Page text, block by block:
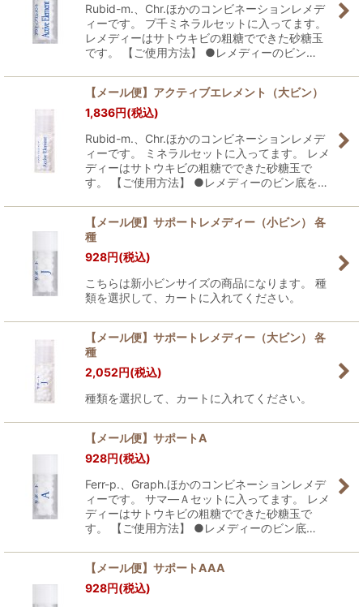
Rubid-m.、Chr.ほかのコンビネーションレメデ
ィーです。 プ千ミネラルセットに入ってます。
レメディーはサトウキビの粗糖でできた砂糖玉
です。 【ご使用方法】 ●レメディーのビン…
【メール便】アクティブエレメント（大ビン）
1,836円(税込)
Rubid-m.、Chr.ほかのコンビネーションレメデ
ィーです。 ミネラルセットに入ってます。 レメ
ディーはサトウキビの粗糖でできた砂糖玉で
す。 【ご使用方法】 ●レメディーのビン底を…
【メール便】サポートレメディー（小ビン） 各
種
928円(税込)
こちらは新小ビンサイズの商品になります。 種
類を選択して、カートに入れてください。
【メール便】サポートレメディー（大ビン） 各
種
2,052円(税込)
種類を選択して、カートに入れてください。
【メール便】サポートA
928円(税込)
Ferr-p.、Graph.ほかのコンビネーションレメデ
ィーです。 サマ―Ａセットに入ってます。 レメ
ディーはサトウキビの粗糖でできた砂糖玉で
す。 【ご使用方法】 ●レメディーのビン底…
【メール便】サポートAAA
928円(税込)